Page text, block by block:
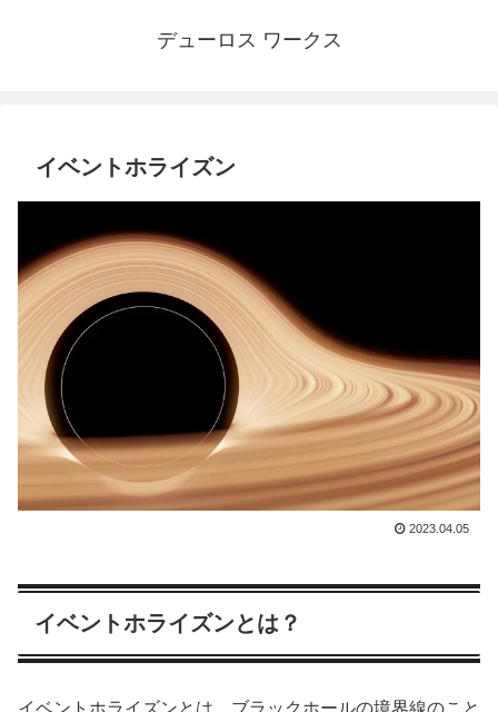
デューロス ワークス
イベントホライズン
2023.04.05
イベントホライズンとは？
イベントホライズンとは、ブラックホールの境界線のこと